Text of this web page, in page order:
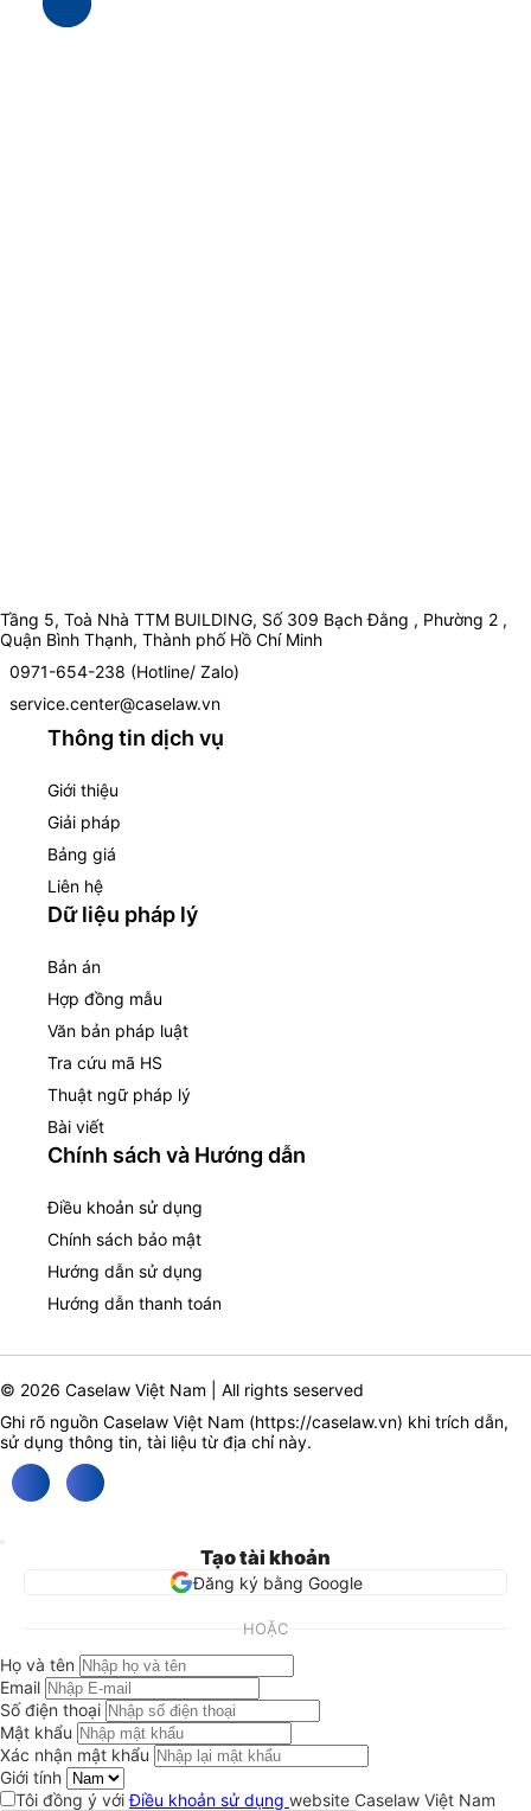
Tầng 5, Toà Nhà TTM BUILDING, Số 309 Bạch Đằng , Phường 2 ,
Quận Bình Thạnh, Thành phố Hồ Chí Minh
0971-654-238 (Hotline/ Zalo)
service.center@caselaw.vn
Thông tin dịch vụ
Giới thiệu
Giải pháp
Bảng giá
Liên hệ
Dữ liệu pháp lý
Bản án
Hợp đồng mẫu
Văn bản pháp luật
Tra cứu mã HS
Thuật ngữ pháp lý
Bài viết
Chính sách và Hướng dẫn
Điều khoản sử dụng
Chính sách bảo mật
Hướng dẫn sử dụng
Hướng dẫn thanh toán
© 2026 Caselaw Việt Nam | All rights seserved
Ghi rõ nguồn Caselaw Việt Nam (https://caselaw.vn) khi trích dẫn,
sử dụng thông tin, tài liệu từ địa chỉ này.
Tạo tài khoản
Đăng ký bằng Google
HOẶC
Họ và tên
Email
Số điện thoại
Mật khẩu
Xác nhận mật khẩu
Giới tính
Tôi đồng ý vớiĐiều khoản sử dụng website Caselaw Việt Nam